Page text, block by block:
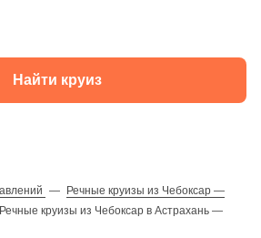
Найти круиз
— Речные круизы из Чебоксар —
Речные круизы из Чебоксар в Астрахань —